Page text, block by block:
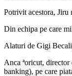
Potrivit acestora, Jiru
Din echipa pe care
Alaturi de Gigi
Anca ªoricut,
banking), pe care